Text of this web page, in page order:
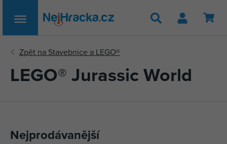
Hledat
LEGO® Jurassic World
Nejprodávanější